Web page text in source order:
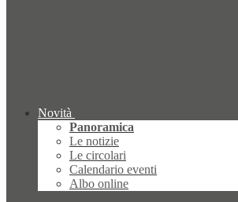
Novità
Panoramica
Le notizie
Le circolari
Calendario eventi
Albo online